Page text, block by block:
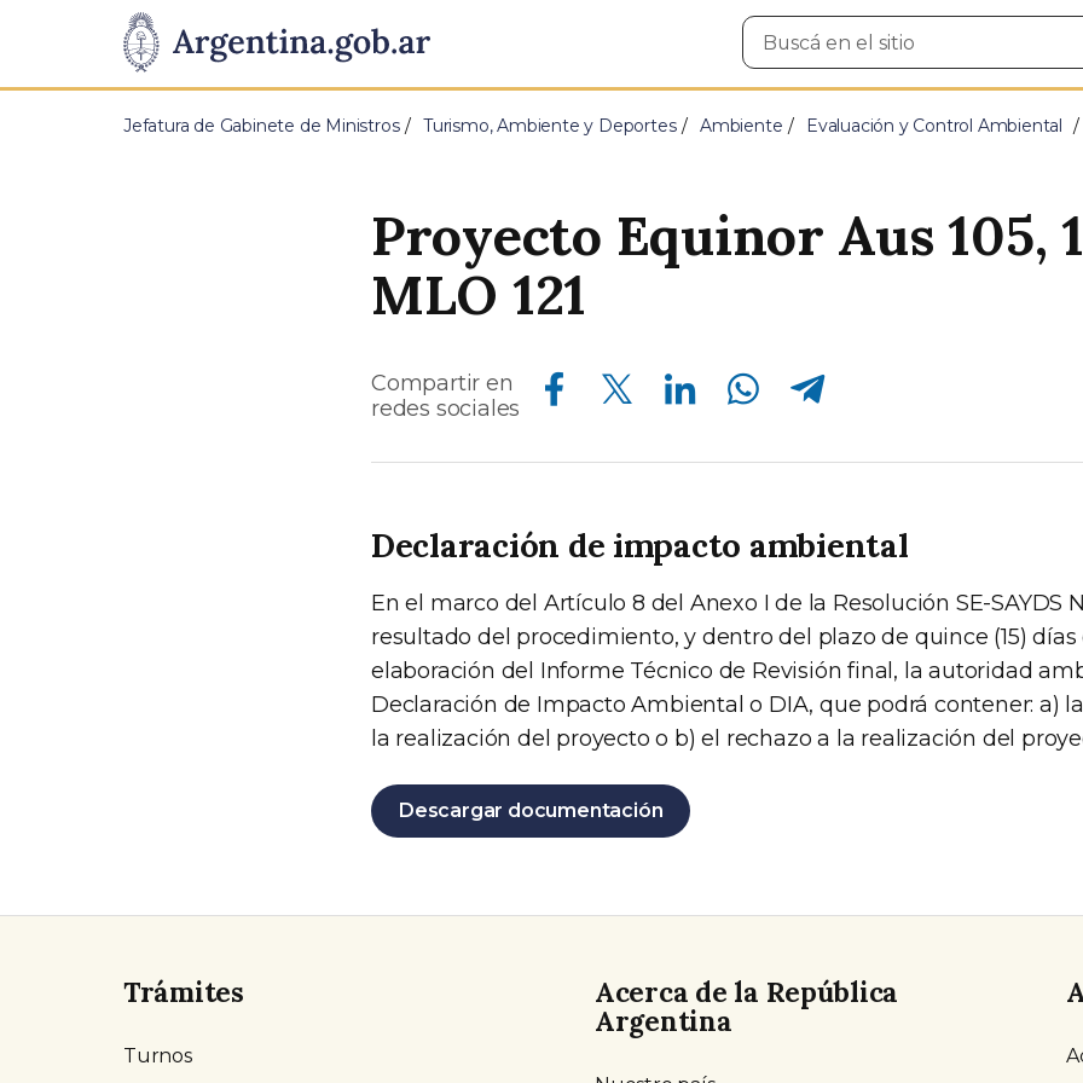
Presidencia
de
Pasar al contenido principal
Buscar
en
Jefatura de Gabinete de Ministros Turismo, Ambiente y Deportes Ambiente Evaluación y Control Ambiental
Proyecto Equinor Aus 105,
MLO 121
Compartir en
redes sociales
Compartir en Facebook Compartir en Twitter Compartir en Linkedin Compartir en Whatsapp Compartir en Telegram
Declaración de impacto ambiental
En el marco del Artículo 8 del Anexo I de la Resolución SE-SAYDS
resultado del procedimiento, y dentro del plazo de quince (15) días
elaboración del Informe Técnico de Revisión final, la autoridad
Declaración de Impacto Ambiental o DIA, que podrá contener: a)
la realización del proyecto o b) el rechazo a la realización del
Descargar documentación
Trámites
Turnos
Acerca de la República
Argentina